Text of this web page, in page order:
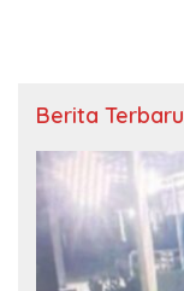
Berita Terbaru